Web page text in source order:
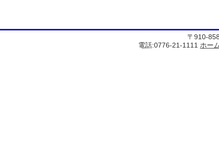
〒910-
電話:0776-21-1111 ホー